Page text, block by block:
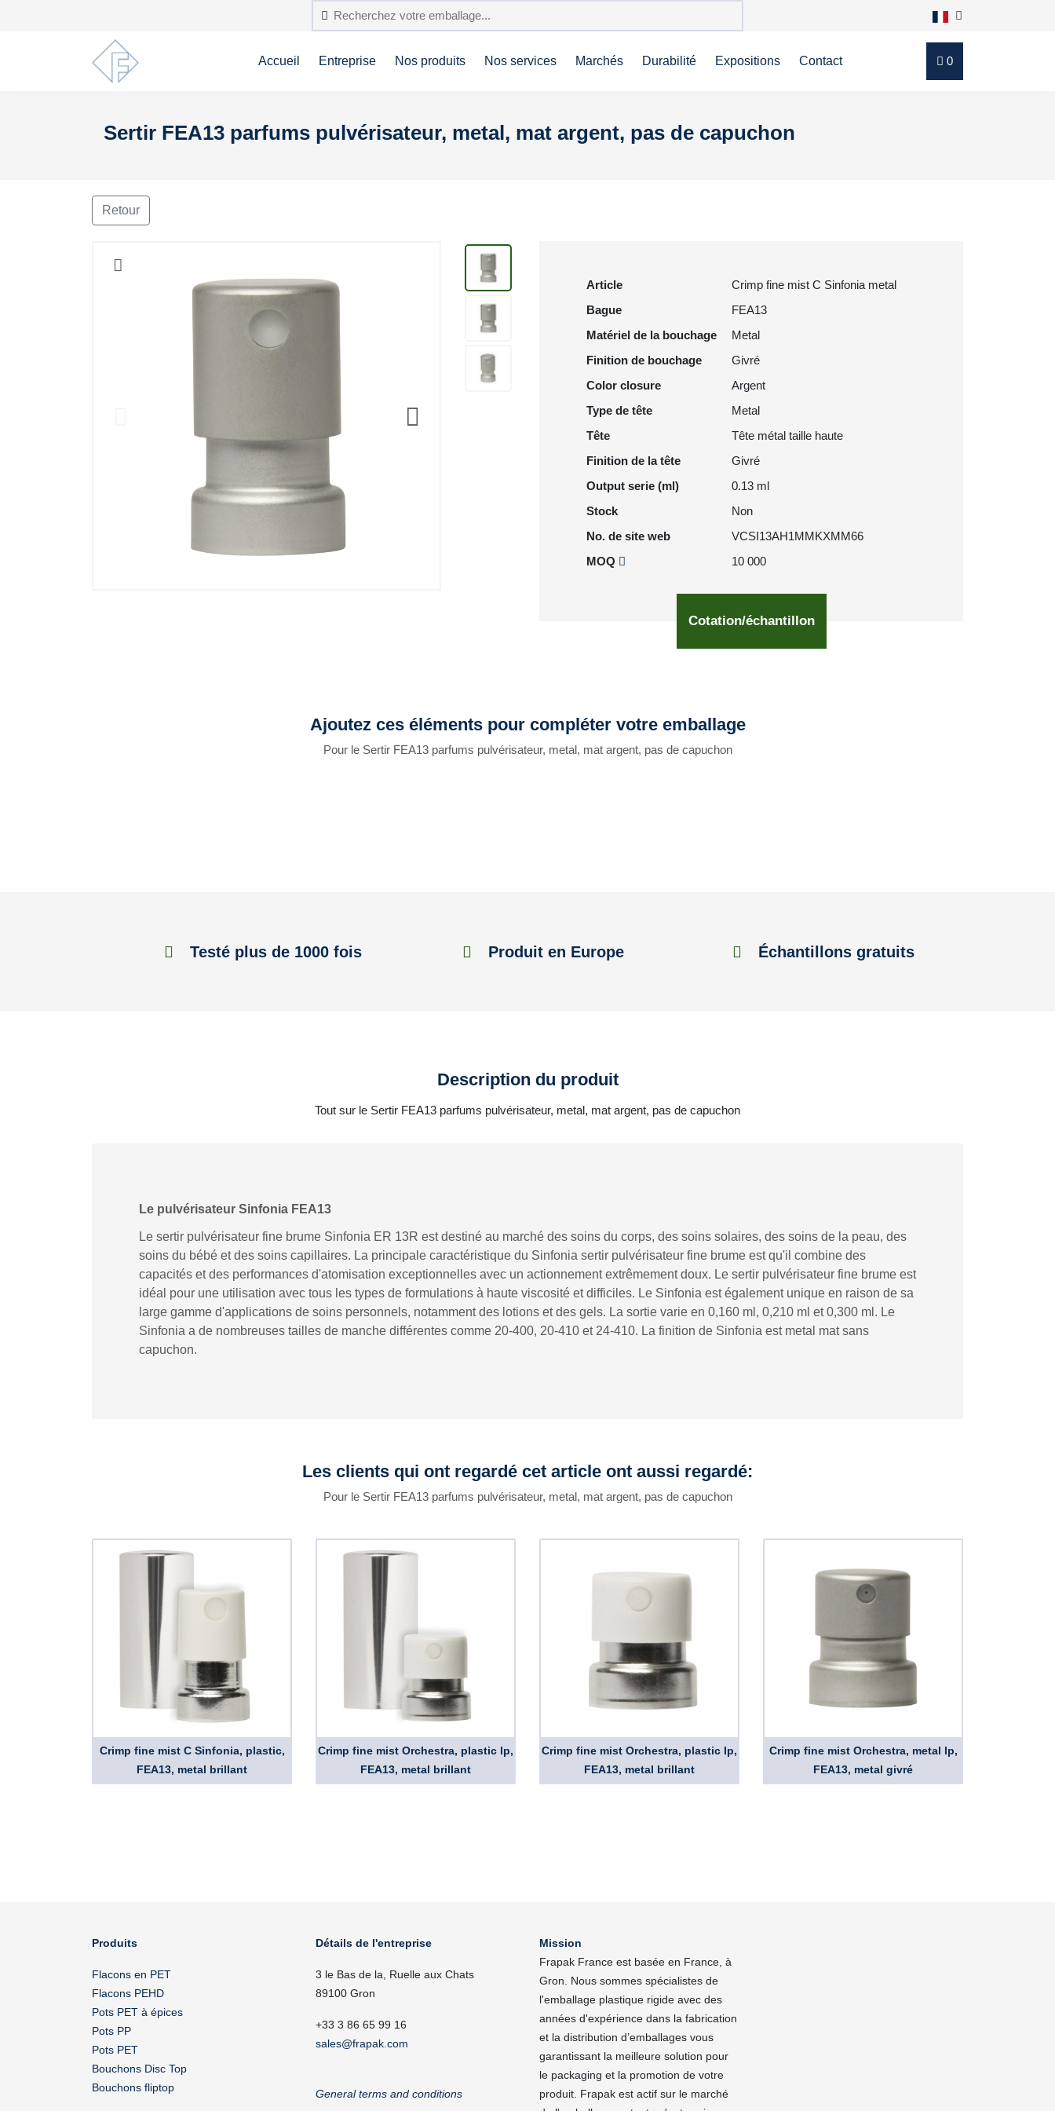
Accueil Entreprise Nos produits Nos services Marchés Durabilité Expositions Contact 0
Sertir FEA13 parfums pulvérisateur, metal, mat argent, pas de capuchon
Retour
Article
Crimp fine mist C Sinfonia metal
Bague
FEA13
Matériel de la bouchage
Metal
Finition de bouchage
Givré
Color closure
Argent
Type de tête
Metal
Tête
Tête métal taille haute
Finition de la tête
Givré
Output serie (ml)
0.13 ml
Stock
Non
No. de site web
VCSI13AH1MMKXMM66
MOQ
10 000
Cotation/échantillon
Ajoutez ces éléments pour compléter votre emballage
Pour le Sertir FEA13 parfums pulvérisateur, metal, mat argent, pas de capuchon
Testé plus de 1000 fois Produit en Europe Échantillons gratuits
Description du produit
Tout sur le Sertir FEA13 parfums pulvérisateur, metal, mat argent, pas de capuchon
Le pulvérisateur Sinfonia FEA13
Le sertir pulvérisateur fine brume Sinfonia ER 13R est destiné au marché des soins du corps, des soins solaires, des soins de la peau, des
soins du bébé et des soins capillaires. La principale caractéristique du Sinfonia sertir pulvérisateur fine brume est qu'il combine des
capacités et des performances d'atomisation exceptionnelles avec un actionnement extrêmement doux. Le sertir pulvérisateur fine brume est
idéal pour une utilisation avec tous les types de formulations à haute viscosité et difficiles. Le Sinfonia est également unique en raison de sa
large gamme d'applications de soins personnels, notamment des lotions et des gels. La sortie varie en 0,160 ml, 0,210 ml et 0,300 ml. Le
Sinfonia a de nombreuses tailles de manche différentes comme 20-400, 20-410 et 24-410. La finition de Sinfonia est metal mat sans
capuchon.
Les clients qui ont regardé cet article ont aussi regardé:
Pour le Sertir FEA13 parfums pulvérisateur, metal, mat argent, pas de capuchon
Crimp fine mist C Sinfonia, plastic,
FEA13, metal brillant
Crimp fine mist Orchestra, plastic lp,
FEA13, metal brillant
Crimp fine mist Orchestra, plastic lp,
FEA13, metal brillant
Crimp fine mist Orchestra, metal lp,
FEA13, metal givré
Produits
Flacons en PET
Flacons PEHD
Pots PET à épices
Pots PP
Pots PET
Bouchons Disc Top
Bouchons fliptop
Détails de l'entreprise
3 le Bas de la, Ruelle aux Chats
89100 Gron
+33 3 86 65 99 16
sales@frapak.com
General terms and conditions
Mission
Frapak France est basée en France, à
Gron. Nous sommes spécialistes de
l'emballage plastique rigide avec des
années d'expérience dans la fabrication
et la distribution d’emballages vous
garantissant la meilleure solution pour
le packaging et la promotion de votre
produit. Frapak est actif sur le marché